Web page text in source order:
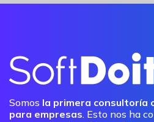
Somos la primera consultoría
para empresas. Esto nos ha